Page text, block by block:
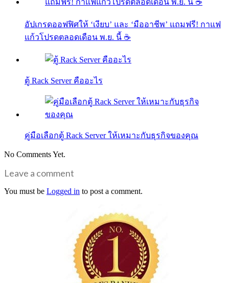
อัปเกรดออฟฟิศให้ ‘เงียบ’ และ ‘มืออาชีพ’ แถมฟรี! กาแฟ
แก้วโปรดตลอดเดือน พ.ย. นี้ ☕
ตู้ Rack Server คืออะไร
คู่มือเลือกตู้ Rack Server ให้เหมาะกับธุรกิจของคุณ
No Comments Yet.
Leave a comment
You must be Logged in to post a comment.